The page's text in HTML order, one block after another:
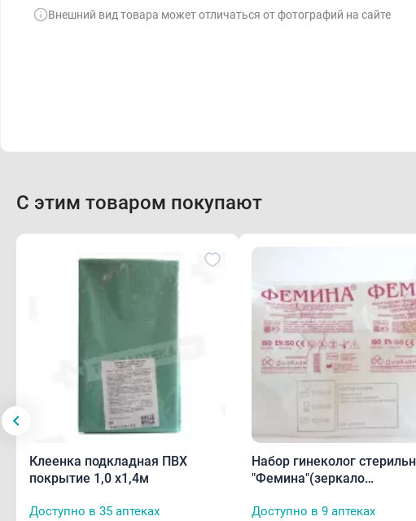
Внешний вид товара может отличаться от фотографий на сайте
С этим товаром покупают
Клеенка подкладная ПВХ
покрытие 1,0 х1,4м
Доступно в 35 аптеках
Набор гинеколог
"Фемина"(зеркало
Фолькмана)
Доступно в 9 аптеках